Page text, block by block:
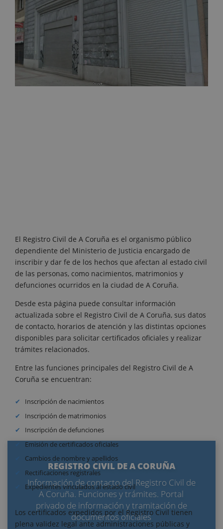
REGISTRO CIVIL DE A CORUÑA
Información de contacto del Registro Civil de
A Coruña. Funciones y trámites. Portal
privado de información y tramitación de
documentos oficiales
El Registro Civil de A Coruña es el organismo público
dependiente del Ministerio de Justicia encargado de
inscribir y dar fe de los hechos que afectan al estado civil
de las personas, como nacimientos, matrimonios y
defunciones ocurridos en la ciudad de A Coruña.
Desde esta página puede consultar información
actualizada sobre el Registro Civil de A Coruña, sus datos
de contacto, horarios de atención y las distintas opciones
disponibles para solicitar certificados oficiales y realizar
trámites relacionados.
Entre las funciones principales del Registro Civil de A
Coruña se encuentran:
Inscripción de nacimientos
Inscripción de matrimonios
Inscripción de defunciones
Emisión de certificados oficiales
Cambios de nombre y apellidos
Rectificaciones registrales
Expedientes vinculados al estado civil
Los certificados expedidos por el Registro Civil tienen
plena validez legal ante administraciones públicas y